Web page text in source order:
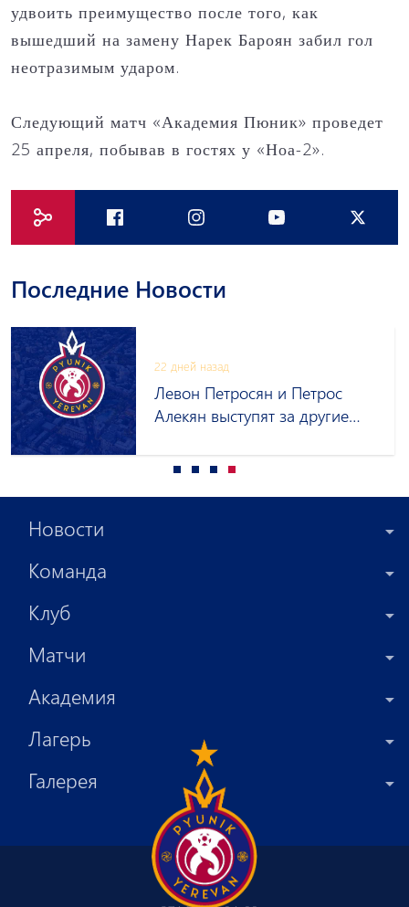
удвоить преимущество после того, как
вышедший на замену Нарек Бароян забил гол
неотразимым ударом.
Следующий матч «Академия Пюник» проведет
25 апреля, побывав в гостях у «Ноа-2».
Последние Новости
22 дней назад
Левон Петросян и Петрос
Алекян выступят за другие
Новости
Команда
Клуб
Матчи
Академия
Лагерь
Галерея